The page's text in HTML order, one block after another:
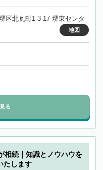
区北瓦町1-3-17 堺東センタ
地図
る
相続｜知識とノウハウを
たします